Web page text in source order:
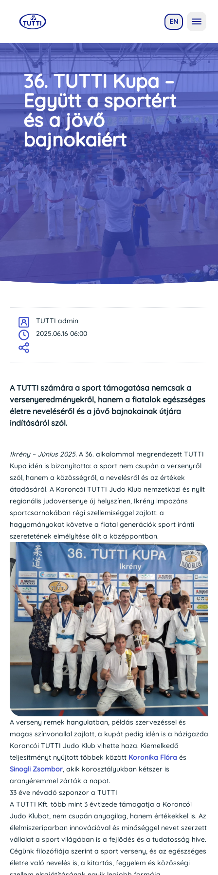
EN
36. TUTTI Kupa –
Együtt a sportért
és a jövő
bajnokaiért
TUTTI admin
2025.06.16 06:00
A TUTTI számára a sport támogatása nemcsak a
versenyeredményekről, hanem a fiatalok egészséges
életre neveléséről és a jövő bajnokainak útjára
indításáról szól.
Ikrény – Június 2025. A 36. alkalommal megrendezett TUTTI
Kupa idén is bizonyította: a sport nem csupán a versenyről
szól, hanem a közösségről, a nevelésről és az értékek
átadásáról. A Koroncói TUTTI Judo Klub nemzetközi és nyílt
regionális judoversenye új helyszínen, Ikrény impozáns
sportcsarnokában régi szellemiséggel zajlott: a
hagyományokat követve a fiatal generációk sport iránti
szeretetének elmélyítése állt a középpontban.
A verseny remek hangulatban, példás szervezéssel és
magas színvonallal zajlott, a kupát pedig idén is a házigazda
Koroncói TUTTI Judo Klub vihette haza. Kiemelkedő
teljesítményt nyújtott többek között Koronika Flóra és
Sinogli Zsombor, akik korosztályukban kétszer is
aranyéremmel zárták a napot.
33 éve névadó szponzor a TUTTI
A TUTTI Kft. több mint 3 évtizede támogatja a Koroncói
Judo Klubot, nem csupán anyagilag, hanem értékekkel is. Az
élelmiszeriparban innovációval és minőséggel nevet szerzett
vállalat a sport világában is a fejlődés és a tudatosság híve.
Cégünk filozófiája szerint a sport verseny, és az egészséges
életre való nevelés is, a kitartás, fegyelem és közösségi